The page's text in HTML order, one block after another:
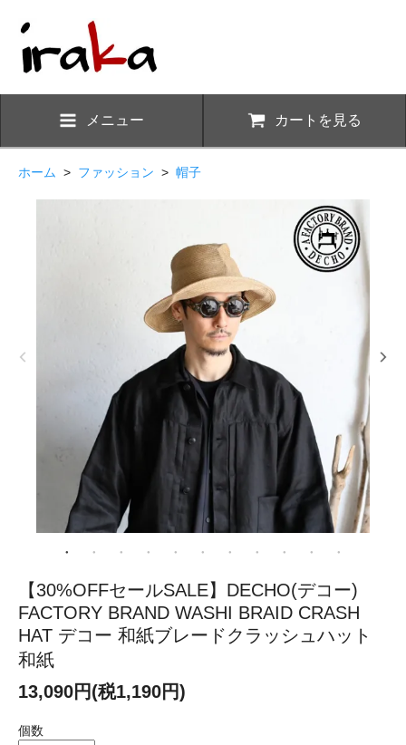
メニュー カートを見る
ホーム > ファッション > 帽子
【30%OFFセールSALE】DECHO(デコー)
FACTORY BRAND WASHI BRAID CRASH
HAT デコー 和紙ブレードクラッシュハット
和紙
13,090円(税1,190円)
個数